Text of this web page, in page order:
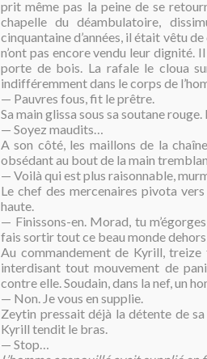
prit même pas la peine de se
chapelle du déambulatoire,
cinquantaine d’années, il était vêtu
n’ont pas encore vendu leur dignité.
porte de bois. La rafale le cloua
indifféremment dans le corps de
— Pauvres fous, fit le prêtre.
Sa main glissa sous sa soutane
— Soyez maudits…
A son côté, les maillons de la
obsédant au bout de la main
— Voilà qui est plus raisonnable,
Le chef des mercenaires pivota
haute.
— Finissons-en. Morad, tu
fais sortir tout ce beau monde
Au commandement de Kyrill,
interdisant tout mouvement de
contre elle. Soudain, dans la nef, un
— Non. Je vous en supplie.
Zeytin pressait déjà la détente de
Kyrill tendit le bras.
— Stop…